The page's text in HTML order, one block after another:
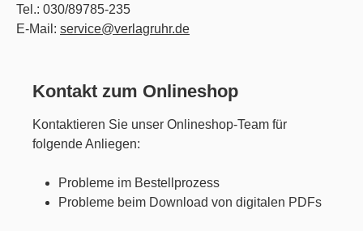
Tel.: 030/89785-235
E-Mail: service@verlagruhr.de
Kontakt zum Onlineshop
Kontaktieren Sie unser Onlineshop-Team für
folgende Anliegen:
Probleme im Bestellprozess
Probleme beim Download von digitalen PDFs